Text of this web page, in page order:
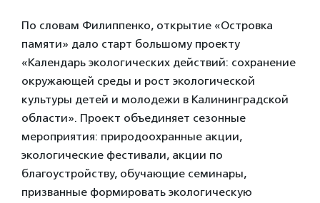
По словам Филиппенко, открытие «Островка
памяти» дало старт большому проекту
«Календарь экологических действий: сохранение
окружающей среды и рост экологической
культуры детей и молодежи в Калининградской
области». Проект объединяет сезонные
мероприятия: природоохранные акции,
экологические фестивали, акции по
благоустройству, обучающие семинары,
призванные формировать экологическую